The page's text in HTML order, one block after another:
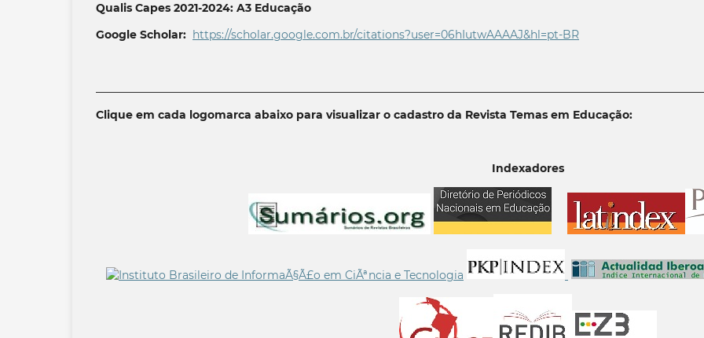
Qualis Capes 2021-2024: A3 Educação
Google Scholar: https://scholar.google.com.br/citations?user=06hIutwAAAAJ&hl=pt-BR
Clique em cada logomarca abaixo para visualizar o cadastro da Revista Temas em Educação:
Indexadores